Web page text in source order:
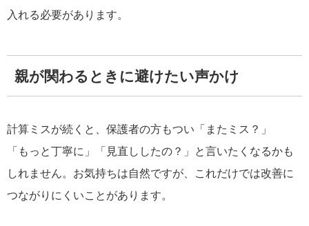
入れる必要があります。
親が関わるときに避けたい声かけ
計算ミスが続くと、保護者の方もつい「またミス？」
「もっと丁寧に」「見直ししたの？」と言いたくなるかも
しれません。お気持ちは自然ですが、これだけでは改善に
つながりにくいことがあります。